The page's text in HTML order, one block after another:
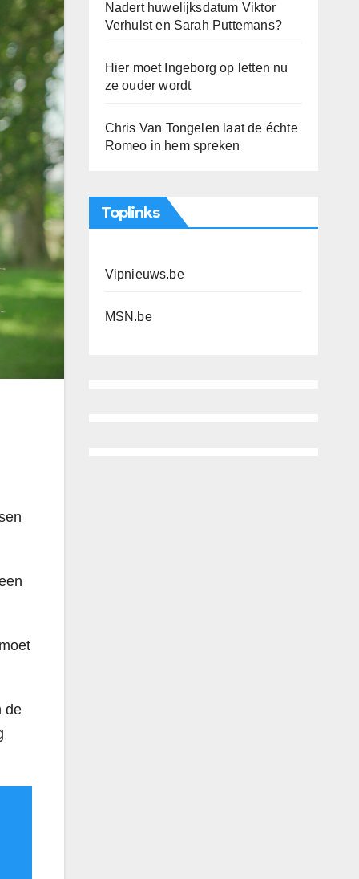
de
Nadert huwelijksdatum Viktor
Verhulst en Sarah Puttemans?
Hier moet Ingeborg op letten nu
ze ouder wordt
Chris Van Tongelen laat de échte
Romeo in hem spreken
Toplinks
Vipnieuws.be
MSN.be